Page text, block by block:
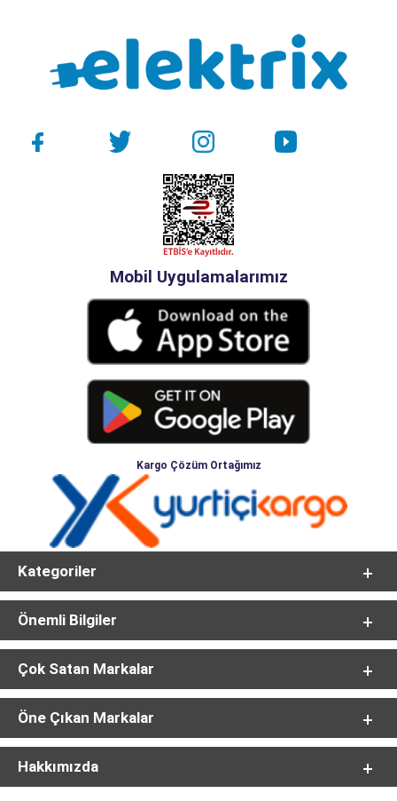
Mobil Uygulamalarımız
Kargo Çözüm Ortağımız
Kategoriler
Önemli Bilgiler
Çok Satan Markalar
Öne Çıkan Markalar
Hakkımızda